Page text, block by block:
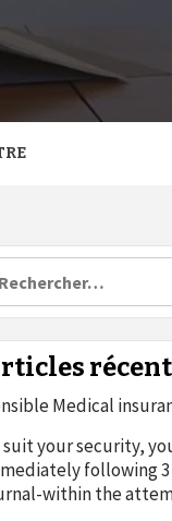
Medical
suit your security,
following
within the